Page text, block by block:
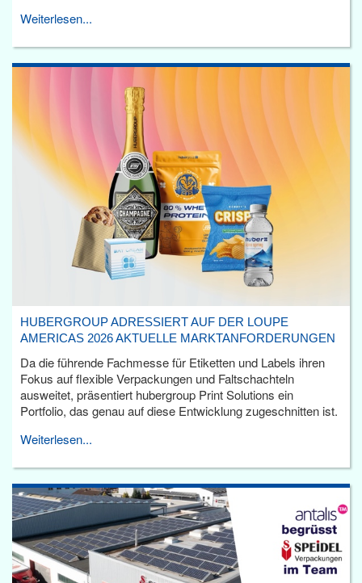
Weiterlesen...
HUBERGROUP ADRESSIERT AUF DER LOUPE
AMERICAS 2026 AKTUELLE MARKTANFORDERUNGEN
Da die führende Fachmesse für Etiketten und Labels ihren
Fokus auf flexible Verpackungen und Faltschachteln
ausweitet, präsentiert hubergroup Print Solutions ein
Portfolio, das genau auf diese Entwicklung zugeschnitten ist.
Weiterlesen...